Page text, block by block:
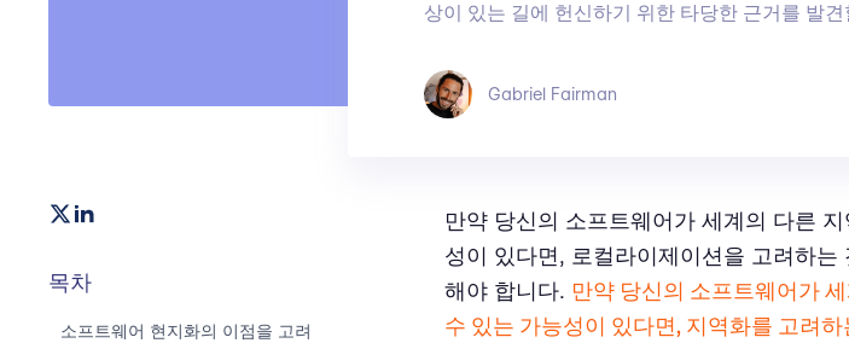
상이 있는 길에 헌신하기 위한 타당한 근거를 발
Gabriel Fairman
목차
소프트웨어 현지화의 이점을 고려
만약 당신의 소프트웨어가 세계의 다른
성이 있다면, 로컬라이제이션을 고려하
해야 합니다. 만약 당신의 소프트웨어가
수 있는 가능성이 있다면, 지역화를 고려